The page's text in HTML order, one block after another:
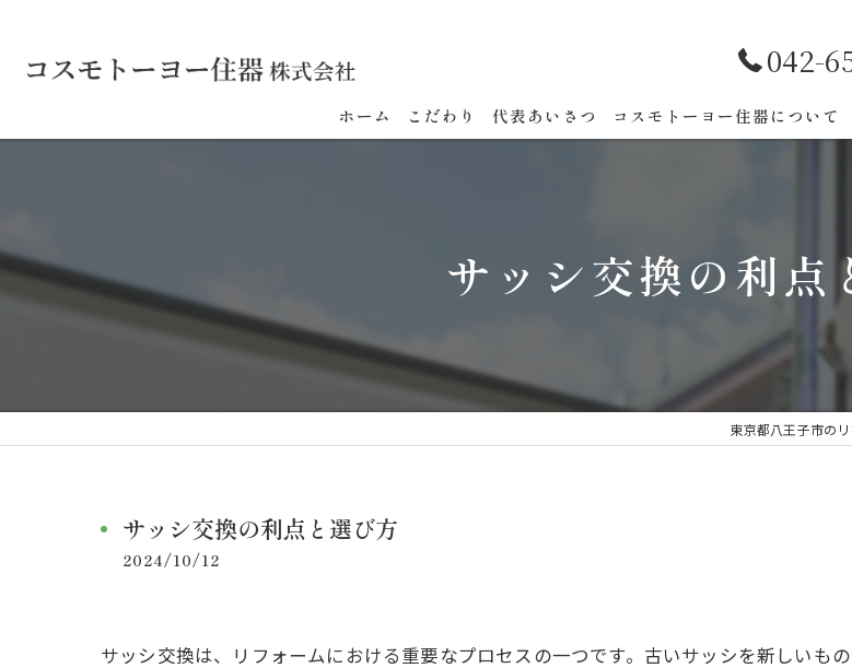
042-
ホーム こだわり 代表あいさつ コスモトーヨー住器について
サッシ交換の利点
東京都八王子市の
サッシ交換の利点と選び方
2024/10/12
サッシ交換は、リフォームにおける重要なプロセスの一つです。古いサッシを新しいも